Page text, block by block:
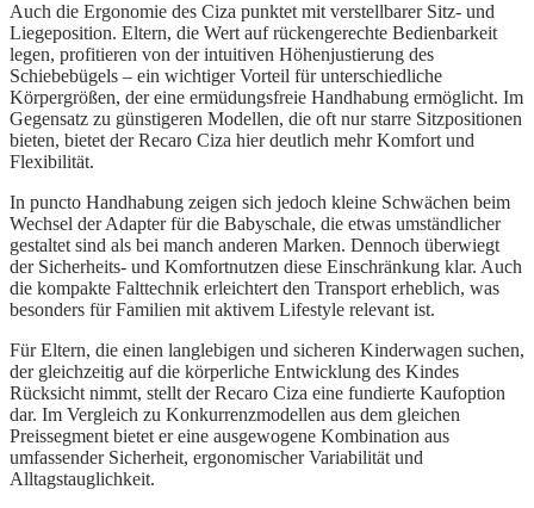
Auch die Ergonomie des Ciza punktet mit verstellbarer Sitz- und
Liegeposition. Eltern, die Wert auf rückengerechte Bedienbarkeit
legen, profitieren von der intuitiven Höhenjustierung des
Schiebebügels – ein wichtiger Vorteil für unterschiedliche
Körpergrößen, der eine ermüdungsfreie Handhabung ermöglicht. Im
Gegensatz zu günstigeren Modellen, die oft nur starre Sitzpositionen
bieten, bietet der Recaro Ciza hier deutlich mehr Komfort und
Flexibilität.
In puncto Handhabung zeigen sich jedoch kleine Schwächen beim
Wechsel der Adapter für die Babyschale, die etwas umständlicher
gestaltet sind als bei manch anderen Marken. Dennoch überwiegt
der Sicherheits- und Komfortnutzen diese Einschränkung klar. Auch
die kompakte Falttechnik erleichtert den Transport erheblich, was
besonders für Familien mit aktivem Lifestyle relevant ist.
Für Eltern, die einen langlebigen und sicheren Kinderwagen suchen,
der gleichzeitig auf die körperliche Entwicklung des Kindes
Rücksicht nimmt, stellt der Recaro Ciza eine fundierte Kaufoption
dar. Im Vergleich zu Konkurrenzmodellen aus dem gleichen
Preissegment bietet er eine ausgewogene Kombination aus
umfassender Sicherheit, ergonomischer Variabilität und
Alltagstauglichkeit.